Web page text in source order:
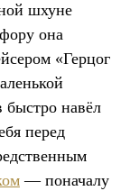
шхуне
она
«Герцог
быстро навёл
перед
— поначалу